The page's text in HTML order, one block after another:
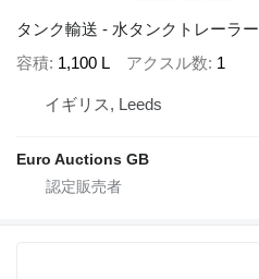
タンク輸送 - 水タンクトレーラー
容積 1,100 L アクスル数 1
イギリス, Leeds
Euro Auctions GB